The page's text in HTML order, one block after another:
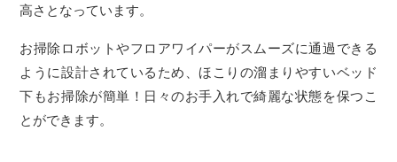
高さとなっています。
お掃除ロボットやフロアワイパーがスムーズに通過できる
ように設計されているため、ほこりの溜まりやすいベッド
下もお掃除が簡単！日々のお手入れで綺麗な状態を保つこ
とができます。